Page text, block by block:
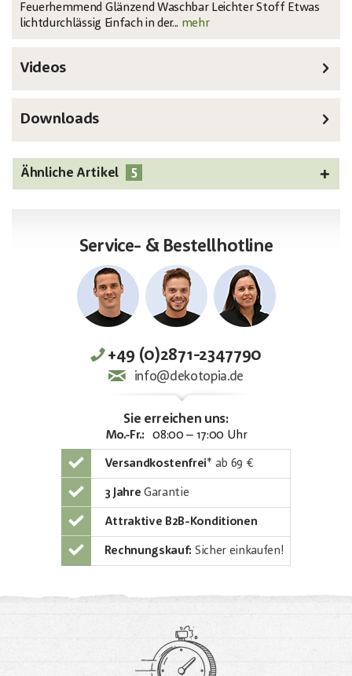
Feuerhemmend Glänzend Waschbar Leichter Stoff Etwas
lichtdurchlässig Einfach in der... mehr
Videos
Downloads
Ähnliche Artikel 5
Service- & Bestellhotline
+49 (0)2871-2347790
info@dekotopia.de
Sie erreichen uns:
Mo.-Fr.: 08:00 – 17:00 Uhr
Versandkostenfrei* ab 69 €
3 Jahre Garantie
Attraktive B2B-Konditionen
Rechnungskauf: Sicher einkaufen!